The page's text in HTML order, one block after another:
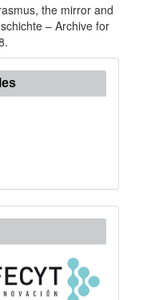
the mirror and
– Archive for